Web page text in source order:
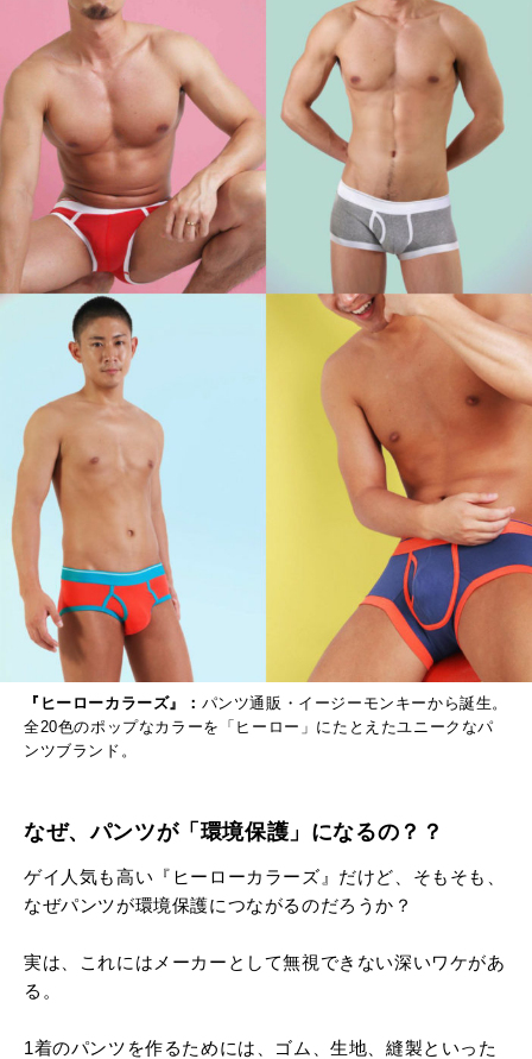
『ヒーローカラーズ』： パンツ通販・イージーモンキーから誕生。
全20色のポップなカラーを「ヒーロー」にたとえたユニークなパ
ンツブランド。
なぜ、パンツが「環境保護」になるの？？
ゲイ人気も高い『ヒーローカラーズ』だけど、そもそも、
なぜパンツが環境保護につながるのだろうか？
実は、これにはメーカーとして無視できない深いワケがあ
る。
1着のパンツを作るためには、ゴム、生地、縫製といった